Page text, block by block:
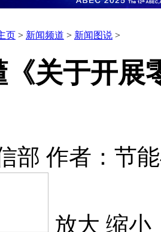
页 > 新闻频道 > 新闻图说 >
《关于开展
部 作者： 节
放大 缩小